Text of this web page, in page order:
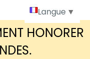
HONORER
Langue ▼